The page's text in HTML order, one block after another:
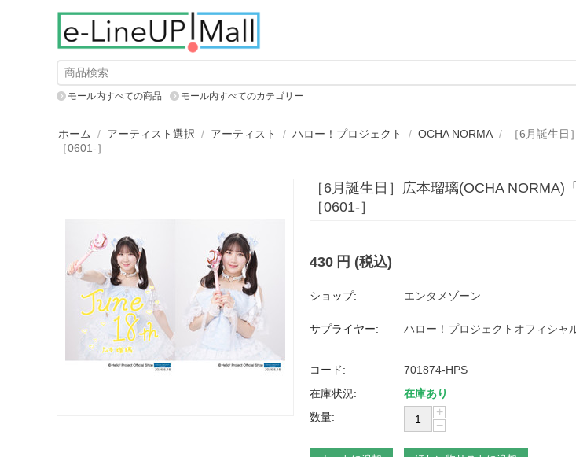
モール内すべての商品 モール内すべてのカテゴリー
ホーム / アーティスト選択 / アーティスト / ハロー！プロジェクト / OCHA NORMA /
［6月誕生
［0601-］
［6月誕生日］広本瑠璃(OCHA
［0601-］
430 円 (税込)
ショップ: エンタメゾーン
サプライヤー: ハロー！プロジェクトオフィシャ
コード:
701874-HPS
在庫状況:
在庫あり
数量:
+
−